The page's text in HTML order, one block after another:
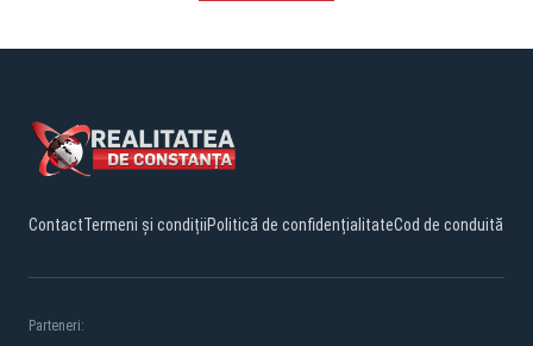
ContactTermeni și condițiiPolitică de confidențialitateCod de conduită
Parteneri: